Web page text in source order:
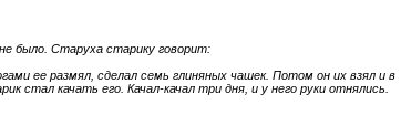
было. Старуха старику говорит:
ее размял, сделал семь глиняных чашек. Потом он их взял и в
стал качать его. Качал-качал три дня, и у него руки отнялись.